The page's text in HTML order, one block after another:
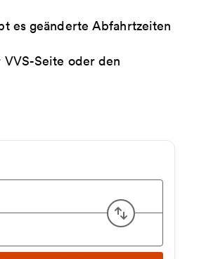
es geänderte Abfahrtzeiten
Seite oder den
Start und